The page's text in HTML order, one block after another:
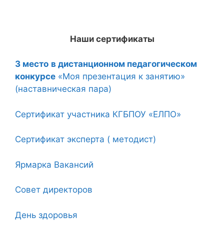
Наши сертификаты
3 место в дистанционном педагогическом
конкурсе «Моя презентация к занятию»
(наставническая пара)
Сертификат участника КГБПОУ «ЕЛПО»
Сертификат эксперта ( методист)
Ярмарка Вакансий
Совет директоров
День здоровья